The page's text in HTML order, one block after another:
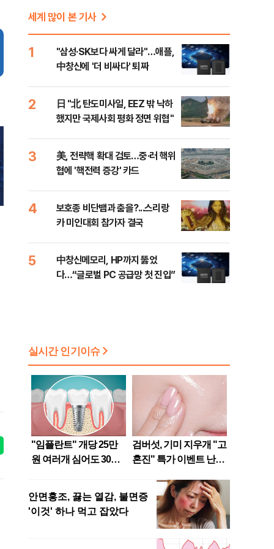
세계 많이 본 기사
1
"삼성·SK보다 싸게 달라"…애플,
中창신에 '더 비싸다' 퇴짜
2
日 "北 탄도미사일, EEZ 밖 낙하
했지만 국제사회 평화 정면 위협"
3
美, 전략핵 확대 검토…중·러 핵위
협에 '핵전력 증강' 카드
4
보호종 비단뱀과 춤을?...스리랑
카 미인대회 참가자 결국
5
中창신메모리, HP까지 뚫었
다…“글로벌 PC 공급망 첫 진입”